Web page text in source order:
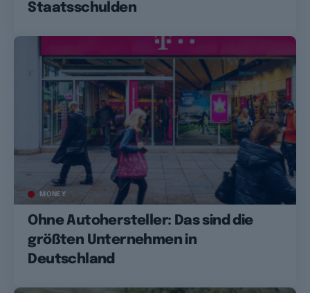
Staatsschulden
MONEY
Ohne Autohersteller: Das sind die
größten Unternehmen in
Deutschland